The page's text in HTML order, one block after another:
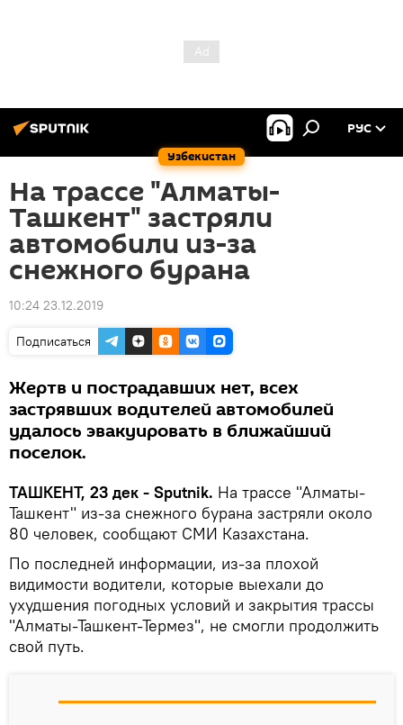
Узбекистан
РУС
На трассе "Алматы-
Ташкент" застряли
автомобили из-за
снежного бурана
10:24 23.12.2019
Подписаться
Жертв и пострадавших нет, всех
застрявших водителей автомобилей
удалось эвакуировать в ближайший
поселок.
ТАШКЕНТ, 23 дек - Sputnik. На трассе "Алматы-
Ташкент" из-за снежного бурана застряли около
80 человек, сообщают СМИ Казахстана.
По последней информации, из-за плохой
видимости водители, которые выехали до
ухудшения погодных условий и закрытия трассы
"Алматы-Ташкент-Термез", не смогли продолжить
свой путь.